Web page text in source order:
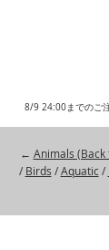
8/9 24:00までのご
← Animals (Back
/ Birds /Aquatic/